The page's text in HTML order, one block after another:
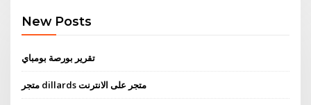
New Posts
تقرير بورصة بومباي
متجر dillards متجر على الانترنت